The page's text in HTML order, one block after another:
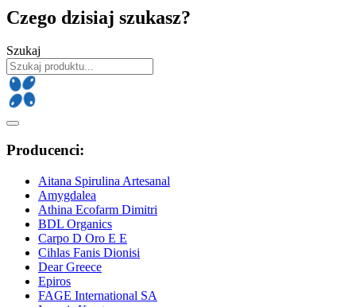
Czego dzisiaj szukasz?
Szukaj
Producenci:
Aitana Spirulina Artesanal
Amygdalea
Athina Ecofarm Dimitri
BDL Organics
Carpo D Oro E E
Cihlas Fanis Dionisi
Dear Greece
Epiros
FAGE International SA